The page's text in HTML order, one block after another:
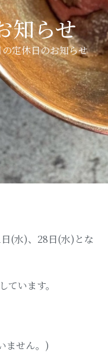
知らせ
定休日のお知らせ
(水)、28日(水)とな
います。
ません。)